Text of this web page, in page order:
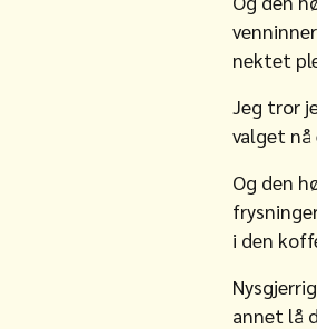
nektet
Jeg tror
valget nå
Og den
i den
annet lå